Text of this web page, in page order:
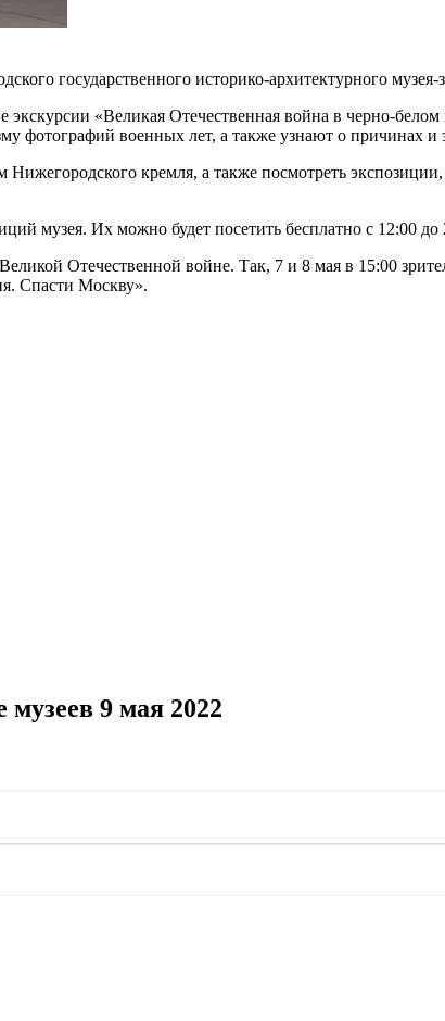
государственного историко-архитектурного
«Великая Отечественная война в черно-
фотографий военных лет, а также узнают о причинах
Нижегородского кремля, а также посмотреть
музея. Их можно будет посетить бесплатно с 12:00 до
Отечественной войне. Так, 7 и 8 мая в 15:00
Спасти Москву».
9 мая 2022